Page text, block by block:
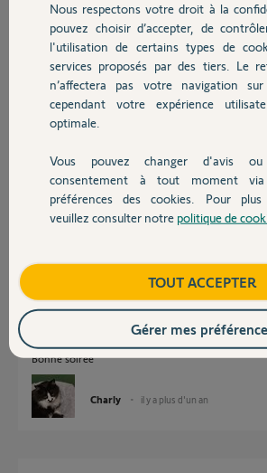
Chauffage
Autres produits
Devis avec un pro
Contact
Bien cordialement,
Merci,
Gilles R.
il y a plus d'un an
Participer au fil de
Réponses
de télécommande compatible.
Les TC bi protocoles NS et non NS ne sont plus
AX24 ont été produites également en NS.
Bonne soirée
Charly il y a plus d'un an
Nous respectons votre droit à la
pouvez choisir d’accepter, de
l'utilisation de certains types de
services proposés par des tiers. Le
n’affectera pas votre navigation
cependant votre expérience
optimale.
Vous pouvez changer d'avis
consentement à tout moment
préférences des cookies. Pour plus
veuillez consulter notre politique de
TOUT ACCEPTER
Gérer mes